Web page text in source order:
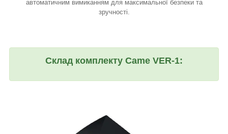
автоматичним вимиканням для максимальної безпеки та
зручності.
Склад комплекту Came VER-1: